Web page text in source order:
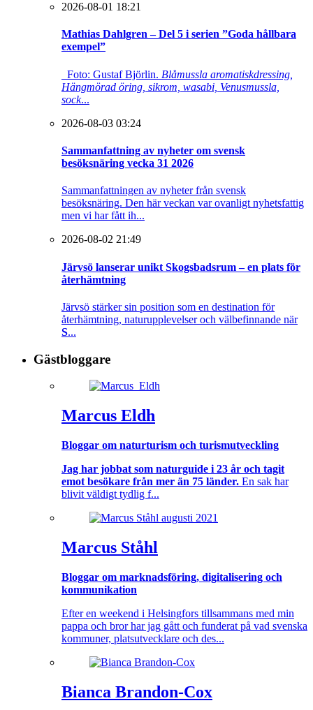
2026-08-01 18:21
Mathias Dahlgren – Del 5 i serien ”Goda hållbara
exempel”
Foto: Gustaf Björlin. Blåmussla aromatiskdressing,
Hängmörad öring, sikrom, wasabi, Venusmussla,
sock...
2026-08-03 03:24
Sammanfattning av nyheter om svensk
besöksnäring vecka 31 2026
Sammanfattningen av nyheter från svensk
besöksnäring. Den här veckan var ovanligt nyhetsfattig
men vi har fått ih...
2026-08-02 21:49
Järvsö lanserar unikt Skogsbadsrum – en plats för
återhämtning
Järvsö stärker sin position som en destination för
återhämtning, naturupplevelser och välbefinnande när
S...
Gästbloggare
Marcus Eldh
Bloggar om naturturism och turismutveckling
Jag har jobbat som naturguide i 23 år och tagit
emot besökare från mer än 75 länder. En sak har
blivit väldigt tydlig f...
Marcus Ståhl
Bloggar om marknadsföring, digitalisering och
kommunikation
Efter en weekend i Helsingfors tillsammans med min
pappa och bror har jag gått och funderat på vad svenska
kommuner, platsutvecklare och des...
Bianca Brandon-Cox